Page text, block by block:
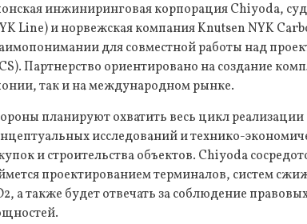
инжиниринговая корпорация Chiyoda,
Line) и норвежская компания Knutsen NYK
для совместной работы над
Партнерство ориентировано на создание
так и на международном рынке.
планируют охватить весь цикл
исследований и технико-
и строительства объектов. Chiyoda
проектированием терминалов, систем
а также будет отвечать за соблюдение